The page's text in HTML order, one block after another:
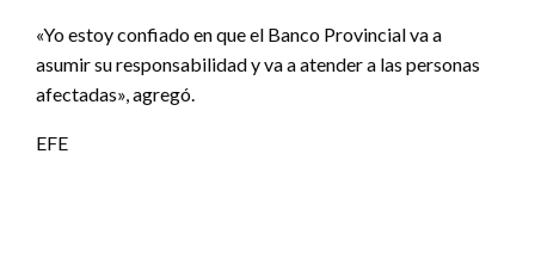
«Yo estoy confiado en que el Banco Provincial va a
asumir su responsabilidad y va a atender a las personas
afectadas», agregó.
EFE